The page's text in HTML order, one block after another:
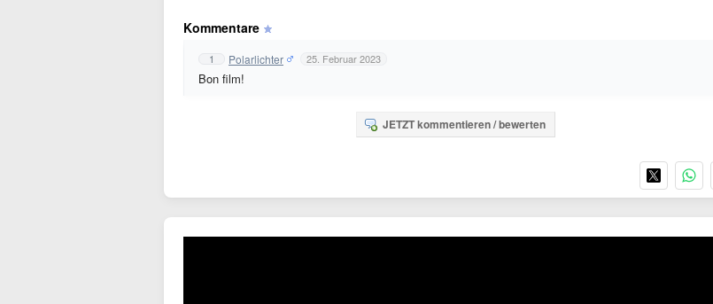
Kommentare
1 Polarlichter 25. Februar 2023
Bon film!
JETZT kommentieren / bewerten